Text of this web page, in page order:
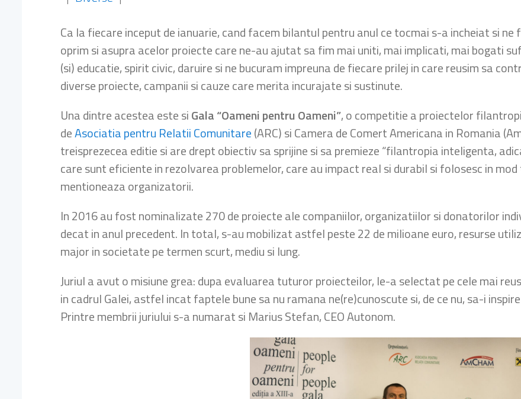
Ca la fiecare inceput de ianuarie, cand facem bilantul pentru anul ce tocmai s-a incheiat si
oprim si asupra acelor proiecte care ne-au ajutat sa fim mai uniti, mai implicati, mai bogati
(si) educatie, spirit civic, daruire si ne bucuram impreuna de fiecare prilej in care reusim sa
diverse proiecte, campanii si cauze care merita incurajate si sustinute.
Una dintre acestea este siGala “Oameni pentru Oameni”, o competitie a proiectelor
deAsociatia pentru Relatii Comunitare(ARC) si Camera de Comert Americana in Romania
treisprezecea editie si are drept obiectiv sa sprijine si sa premieze “filantropia inteligenta,
care sunt eficiente in rezolvarea problemelor, care au impact real si durabil si folosesc in
mentioneaza organizatorii.
In 2016 au fost nominalizate 270 de proiecte ale companiilor, organizatiilor si donatorilor
decat in anul precedent. In total, s-au mobilizat astfel peste 22 de milioane euro, resurse
major in societate pe termen scurt, mediu si lung.
Juriul a avut o misiune grea: dupa evaluarea tuturor proiecteilor, le-a selectat pe cele mai
in cadrul Galei, astfel incat faptele bune sa nu ramana ne(re)cunoscute si, de ce nu, sa-i
Printre membrii juriului s-a numarat si Marius Stefan, CEO Autonom.